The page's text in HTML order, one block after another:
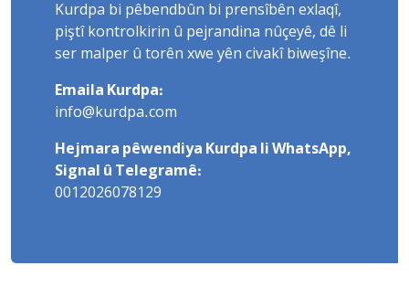
Kurdpa bi pêbendbûn bi prensîbên exlaqî,
piştî kontrolkirin û pejrandina nûçeyê, dê li
ser malper û torên xwe yên civakî biweşîne.
Emaila Kurdpa:
info@kurdpa.com
Hejmara pêwendiya Kurdpa li WhatsApp,
Signal û Telegramê:
0012026078129